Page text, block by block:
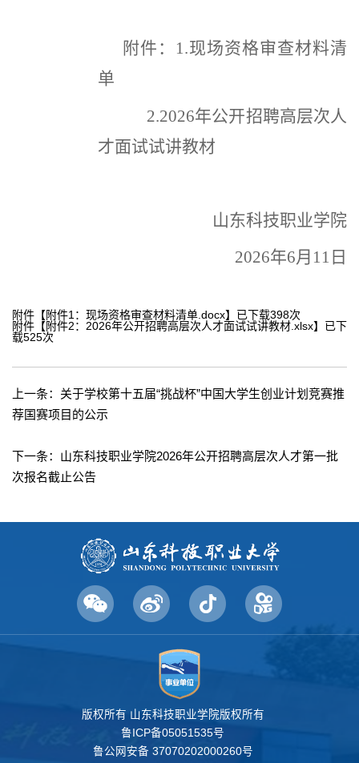
附件： 1.现场资格审查材料清
单
2.2026年公开招聘高层次人
才面试试讲教材
山东科技职业学院
2026年6月11日
附件【附件1：现场资格审查材料清单.docx】已下载398次
附件【附件2：2026年公开招聘高层次人才面试试讲教材.xlsx】已下
载525次
上一条： 关于学校第十五届“挑战杯”中国大学生创业计划竞赛推
荐国赛项目的公示
下一条： 山东科技职业学院2026年公开招聘高层次人才第一批
次报名截止公告
版权所有 山东科技职业学院版权所有
鲁ICP备05051535号
鲁公网安备 37070202000260号